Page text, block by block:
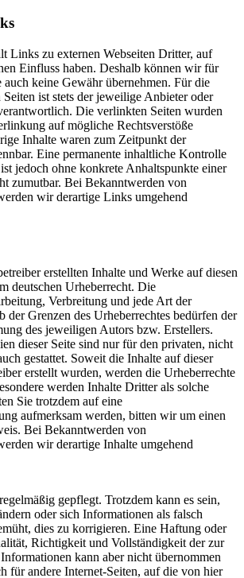
Links zu externen Webseiten Dritter, auf
Einfluss haben. Deshalb können wir für
auch keine Gewähr übernehmen. Für die
ist stets der jeweilige Anbieter oder
Die verlinkten Seiten wurden
auf mögliche Rechtsverstöße
Inhalte waren zum Zeitpunkt der
Eine permanente inhaltliche Kontrolle
jedoch ohne konkrete Anhaltspunkte einer
zumutbar. Bei Bekanntwerden von
wir derartige Links umgehend
erstellten Inhalte und Werke auf diesen
deutschen Urheberrecht. Die
Verbreitung und jede Art der
der Grenzen des Urheberrechtes bedürfen der
des jeweiligen Autors bzw. Erstellers.
dieser Seite sind nur für den privaten, nicht
gestattet. Soweit die Inhalte auf dieser
erstellt wurden, werden die Urheberrechte
werden Inhalte Dritter als solche
Sie trotzdem auf eine
aufmerksam werden, bitten wir um einen
Bei Bekanntwerden von
wir derartige Inhalte umgehend
gepflegt. Trotzdem kann es sein,
oder sich Informationen als falsch
dies zu korrigieren. Eine Haftung oder
Richtigkeit und Vollständigkeit der zur
kann aber nicht übernommen
für andere Internet-Seiten, auf die von hier